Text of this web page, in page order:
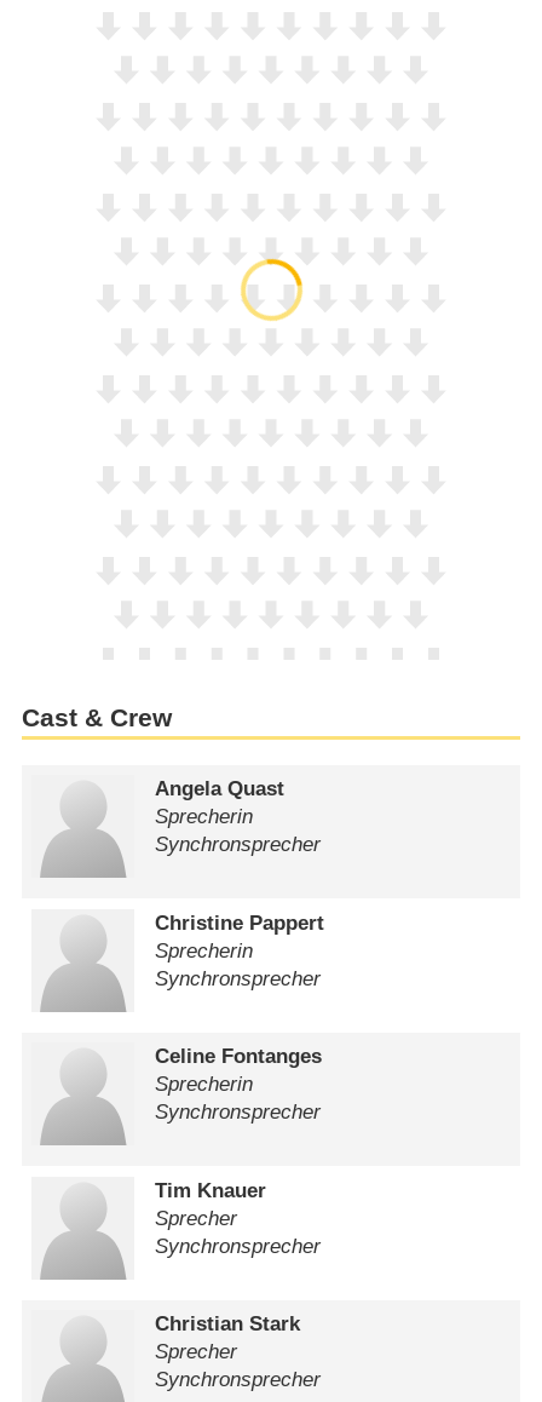
Cast & Crew
Angela Quast
Sprecherin
Synchronsprecher
Christine Pappert
Sprecherin
Synchronsprecher
Celine Fontanges
Sprecherin
Synchronsprecher
Tim Knauer
Sprecher
Synchronsprecher
Christian Stark
Sprecher
Synchronsprecher